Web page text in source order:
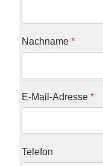
Nachname *
E-Mail-Adresse *
Telefon